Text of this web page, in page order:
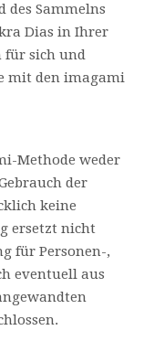
des Sammelns
Dias in Ihrer
für sich und
mit den imagami
Methode weder
der
keine
ersetzt nicht
für Personen-,
eventuell aus